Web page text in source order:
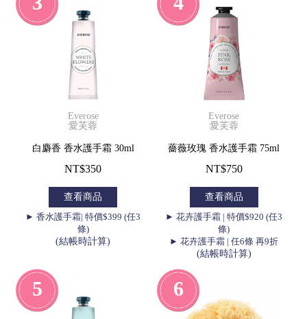
Everose
愛芙蓉
白麝香 香水護手霜 30ml
NT$350
查看商品
► 香水護手霜| 特價$399 (任3
條)
(結帳時計算)
Everose
愛芙蓉
薔薇玫瑰 香水護手霜 75ml
NT$750
查看商品
► 花卉護手霜 | 特價$920 (任3
條)
► 花卉護手霜 | 任6條 再9折
(結帳時計算)
5 6